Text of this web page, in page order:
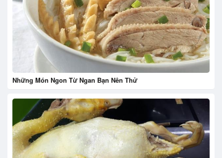
Những Món Ngon Từ Ngan Bạn Nên Thử